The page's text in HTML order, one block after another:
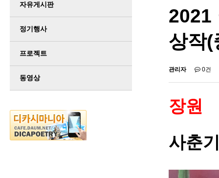
2021
상작(
관리자 0건
장원
사춘
자유게시판
정기행사
프로젝트
동영상